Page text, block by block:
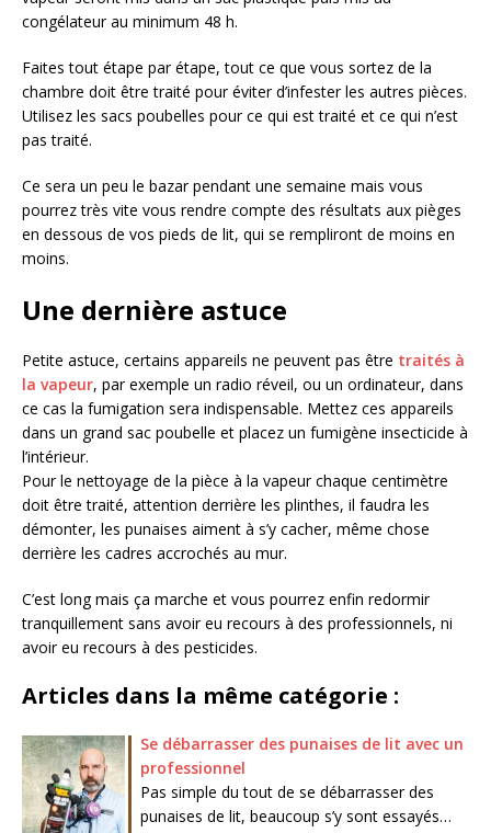
congélateur au minimum 48 h.
Faites tout étape par étape, tout ce que vous sortez de la
chambre doit être traité pour éviter d’infester les autres pièces.
Utilisez les sacs poubelles pour ce qui est traité et ce qui n’est
pas traité.
Ce sera un peu le bazar pendant une semaine mais vous
pourrez très vite vous rendre compte des résultats aux pièges
en dessous de vos pieds de lit, qui se rempliront de moins en
moins.
Une dernière astuce
Petite astuce, certains appareils ne peuvent pas être traités à
la vapeur, par exemple un radio réveil, ou un ordinateur, dans
ce cas la fumigation sera indispensable. Mettez ces appareils
dans un grand sac poubelle et placez un fumigène insecticide à
l’intérieur.
Pour le nettoyage de la pièce à la vapeur chaque centimètre
doit être traité, attention derrière les plinthes, il faudra les
démonter, les punaises aiment à s’y cacher, même chose
derrière les cadres accrochés au mur.
C’est long mais ça marche et vous pourrez enfin redormir
tranquillement sans avoir eu recours à des professionnels, ni
avoir eu recours à des pesticides.
Articles dans la même catégorie :
Se débarrasser des punaises de lit avec un
professionnel
Pas simple du tout de se débarrasser des
punaises de lit, beaucoup s’y sont essayés…